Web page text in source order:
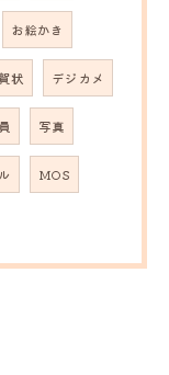
お絵かき
状 デジカメ
写真
MOS